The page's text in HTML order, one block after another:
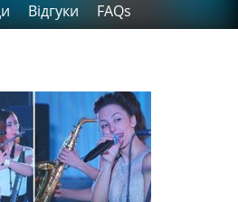
Відгуки FAQs